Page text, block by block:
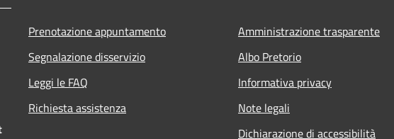
Prenotazione appuntamento
Segnalazione disservizio
Leggi le FAQ
Richiesta assistenza
Amministrazione trasparente
Albo Pretorio
Informativa privacy
Note legali
Dichiarazione di accessibilità